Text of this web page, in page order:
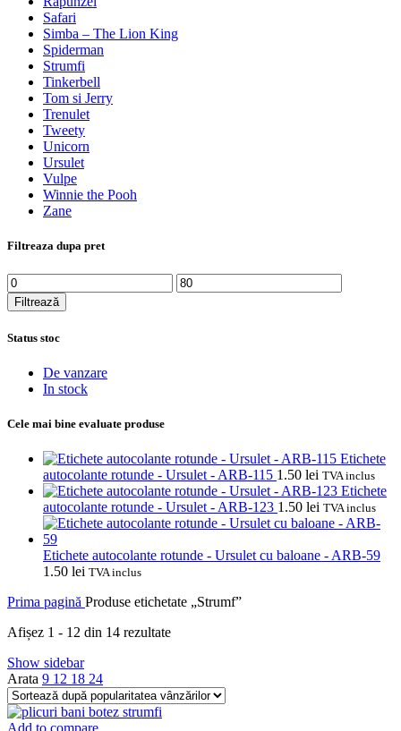
Safari
Simba – The Lion King
Spiderman
Strumfi
Tinkerbell
Tom si Jerry
Trenulet
Tweety
Unicorn
Ursulet
Vulpe
Winnie the Pooh
Zane
Filtreaza dupa pret
Preț
minim
Preț
maxim
Filtrează
Status stoc
De vanzare
In stock
Cele mai bine evaluate produse
Etichete
autocolante rotunde - Ursulet - ARB-115 1.50 lei TVA inclus
Etichete
autocolante rotunde - Ursulet - ARB-123 1.50 lei TVA inclus
Etichete autocolante rotunde - Ursulet cu baloane - ARB-59
1.50 lei TVA inclus
Prima pagină Produse etichetate „Strumf”
Afișez 1 - 12 din 14 rezultateSortat
Show sidebar
Arata 9 12 18 24